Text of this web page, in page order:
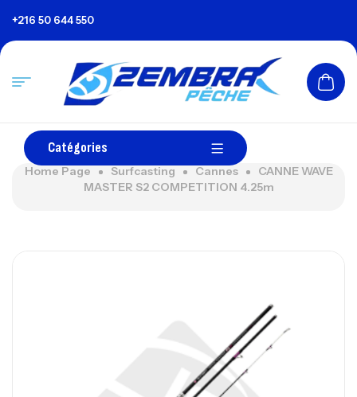
+216 50 644 550
Catégories
Home Page Surfcasting Cannes
CANNE WAVE
MASTER S2 COMPETITION 4.25m